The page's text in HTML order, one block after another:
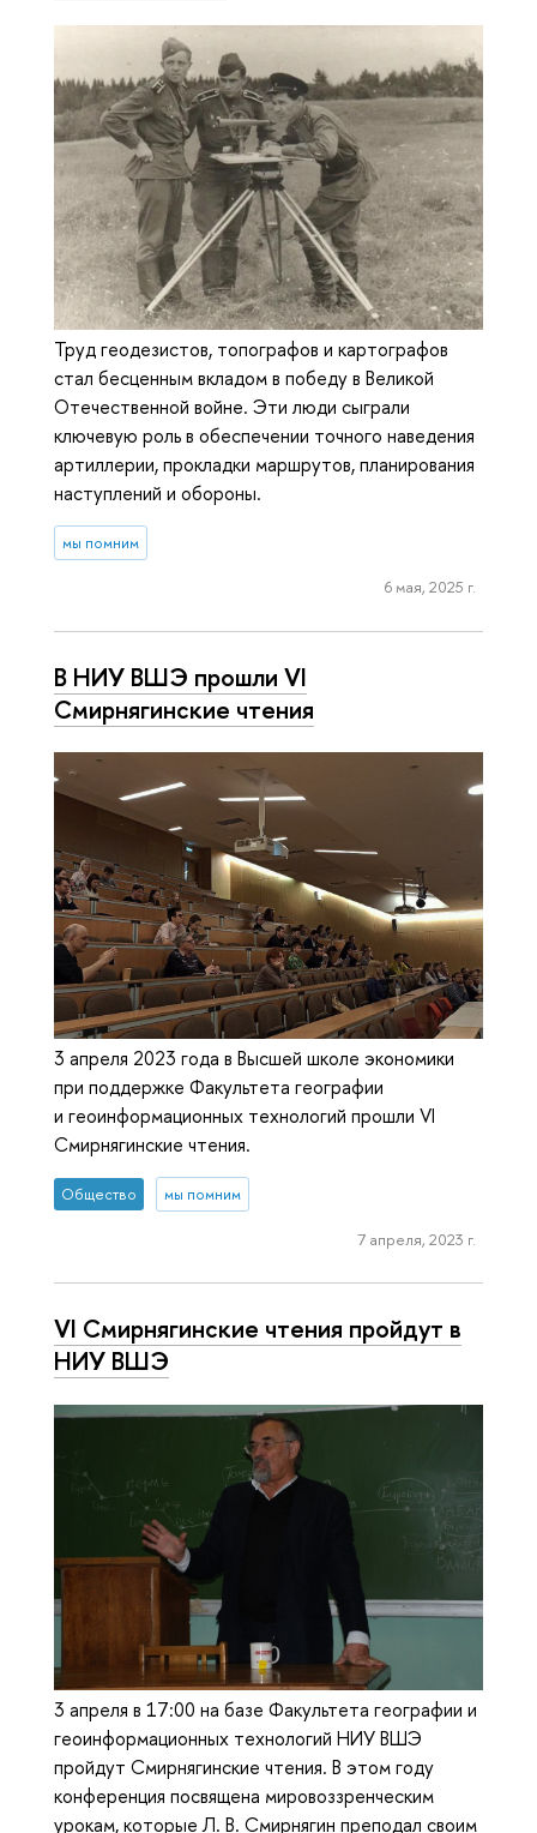
Труд геодезистов, топографов и картографов
стал бесценным вкладом в победу в Великой
Отечественной войне. Эти люди сыграли
ключевую роль в обеспечении точного наведения
артиллерии, прокладки маршрутов, планирования
наступлений и обороны.
мы помним
6 мая, 2025 г.
В НИУ ВШЭ прошли VI
Смирнягинские чтения
3 апреля 2023 года в Высшей школе экономики
при поддержке Факультета географии
и геоинформационных технологий прошли VI
Смирнягинские чтения.
Общество мы помним
7 апреля, 2023 г.
VI Смирнягинские чтения пройдут в
НИУ ВШЭ
3 апреля в 17:00 на базе Факультета географии и
геоинформационных технологий НИУ ВШЭ
пройдут Смирнягинские чтения. В этом году
конференция посвящена мировоззренческим
урокам, которые Л. В. Смирнягин преподал своим